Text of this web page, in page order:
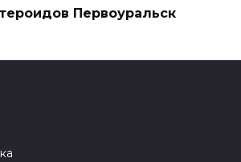
Первоуральск